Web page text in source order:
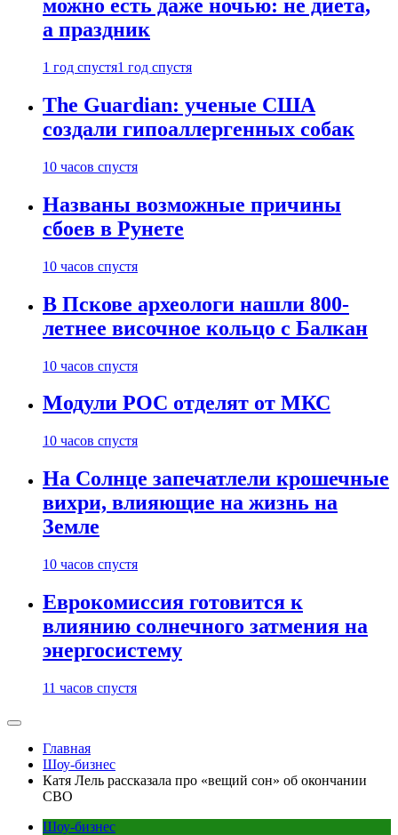
можно есть даже ночью: не диета,
а праздник
1 год спустя1 год спустя
The Guardian: ученые США
создали гипоаллергенных собак
10 часов спустя
Названы возможные причины
сбоев в Рунете
10 часов спустя
В Пскове археологи нашли 800-
летнее височное кольцо с Балкан
10 часов спустя
Модули РОС отделят от МКС
10 часов спустя
На Солнце запечатлели крошечные
вихри, влияющие на жизнь на
Земле
10 часов спустя
Еврокомиссия готовится к
влиянию солнечного затмения на
энергосистему
11 часов спустя
Главная
Шоу-бизнес
Катя Лель рассказала про «вещий сон» об окончании
СВО
Шоу-бизнес